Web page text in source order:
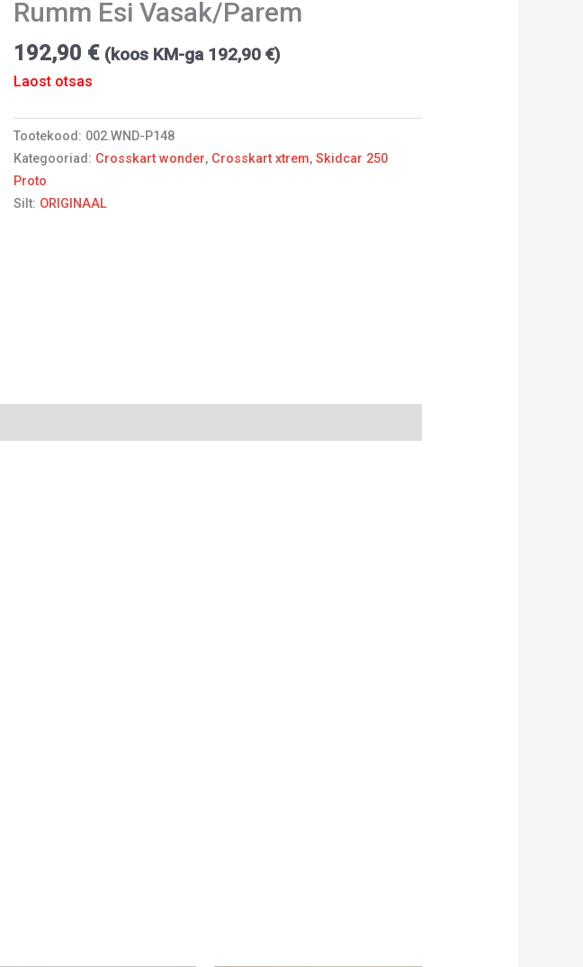
Rumm Esi Vasak/Parem
192,90 € (koos KM-ga 192,90€)
Laost otsas
Tootekood: 002.WND-P148
Kategooriad: Crosskart wonder, Crosskart xtrem,Skidcar 250
Proto
Silt: ORIGINAAL